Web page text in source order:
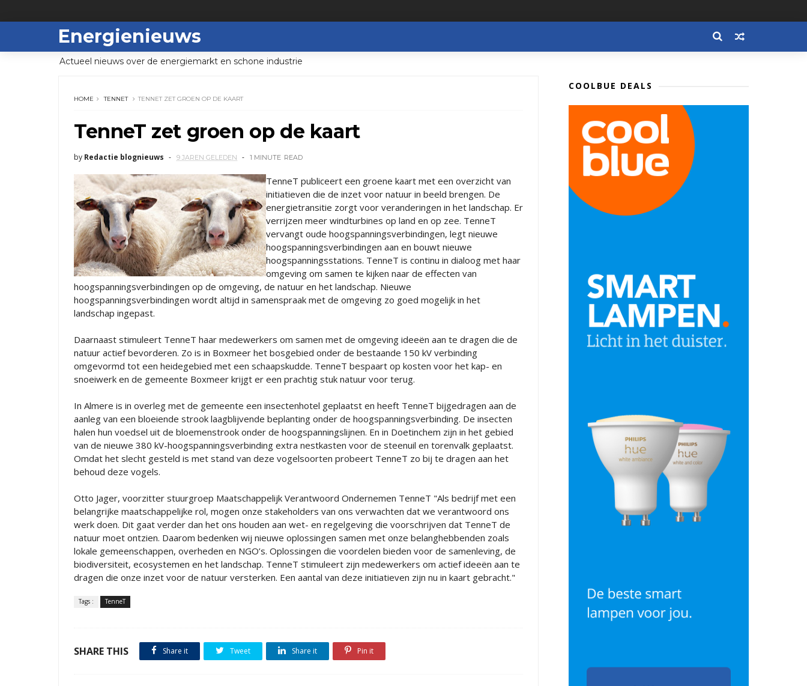
Energienieuws
Actueel nieuws over de energiemarkt en schone industrie
HOME TENNET TENNET ZET GROEN OP DE KAART
TenneT zet groen op de kaart
by Redactie blognieuws 9 JAREN GELEDEN 1 MINUTE READ
TenneT publiceert een groene kaart met een overzicht van
initiatieven die de inzet voor natuur in beeld brengen. De
energietransitie zorgt voor veranderingen in het landschap. Er
verrijzen meer windturbines op land en op zee. TenneT
vervangt oude hoogspanningsverbindingen, legt nieuwe
hoogspanningsverbindingen aan en bouwt nieuwe
hoogspanningsstations. TenneT is continu in dialoog met haar
omgeving om samen te kijken naar de effecten van
hoogspanningsverbindingen op de omgeving, de natuur en het landschap. Nieuwe
hoogspanningsverbindingen wordt altijd in samenspraak met de omgeving zo goed mogelijk in het
landschap ingepast.
Daarnaast stimuleert TenneT haar medewerkers om samen met de omgeving ideeën aan te dragen die de
natuur actief bevorderen. Zo is in Boxmeer het bosgebied onder de bestaande 150 kV verbinding
omgevormd tot een heidegebied met een schaapskudde. TenneT bespaart op kosten voor het kap- en
snoeiwerk en de gemeente Boxmeer krijgt er een prachtig stuk natuur voor terug.
In Almere is in overleg met de gemeente een insectenhotel geplaatst en heeft TenneT bijgedragen aan de
aanleg van een bloeiende strook laagblijvende beplanting onder de hoogspanningsverbinding. De insecten
halen hun voedsel uit de bloemenstrook onder de hoogspanningslijnen. En in Doetinchem zijn in het gebied
van de nieuwe 380 kV-hoogspanningsverbinding extra nestkasten voor de steenuil en torenvalk geplaatst.
Omdat het slecht gesteld is met stand van deze vogelsoorten probeert TenneT zo bij te dragen aan het
behoud deze vogels.
Otto Jager, voorzitter stuurgroep Maatschappelijk Verantwoord Ondernemen TenneT "Als bedrijf met een
belangrijke maatschappelijke rol, mogen onze stakeholders van ons verwachten dat we verantwoord ons
werk doen. Dit gaat verder dan het ons houden aan wet- en regelgeving die voorschrijven dat TenneT de
natuur moet ontzien. Daarom bedenken wij nieuwe oplossingen samen met onze belanghebbenden zoals
lokale gemeenschappen, overheden en NGO’s. Oplossingen die voordelen bieden voor de samenleving, de
biodiversiteit, ecosystemen en het landschap. TenneT stimuleert zijn medewerkers om actief ideeën aan te
dragen die onze inzet voor de natuur versterken. Een aantal van deze initiatieven zijn nu in kaart gebracht."
Tags : TenneT
SHARE THIS Share it Tweet Share it Pin it
COOLBUE DEALS